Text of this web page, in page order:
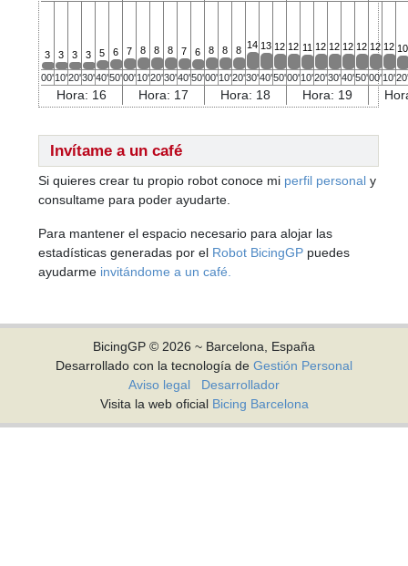
3 3 3 3 5 6 7 8 8 8 7 6 8 8 8 14 13 12 12 11 12 12 12 12 12 12 10
00'10'20'30'40'50'00'10'20'30'40'50'00'10'20'30'40'50'00'10'20'30'40'50'00'10'
Hora: 16 Hora: 17 Hora: 18 Hora: 19
Invítame a un café
Si quieres crear tu propio robot conoce mi perfil personal y
consultame para poder ayudarte.
Para mantener el espacio necesario para alojar las
estadísticas generadas por el Robot BicingGP puedes
ayudarme invitándome a un café.
BicingGP © 2026 ~ Barcelona, España
Desarrollado con la tecnología de Gestión Personal
Aviso legal
Desarrollador
Visita la web oficial Bicing Barcelona